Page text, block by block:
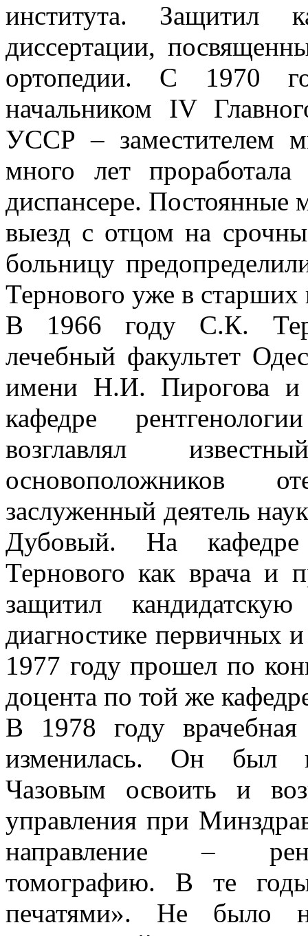
института. Защитил
диссертации,
ортопедии. С 1970
начальником IV
УССР – заместителем
много лет
диспансере. Постоянные
выезд с отцом на
больницу
Тернового уже в
В 1966 году С.К.
лечебный факультет
имени Н.И. Пирогова и
кафедре
возглавлял
основоположников
заслуженный деятель
Дубовый. На
Тернового как врача и
защитил
диагностике первичных
1977 году прошел по
доцента по той же
В 1978 году
изменилась. Он был
Чазовым освоить и
управления при
направление –
томографию. В те
печатями». Не было